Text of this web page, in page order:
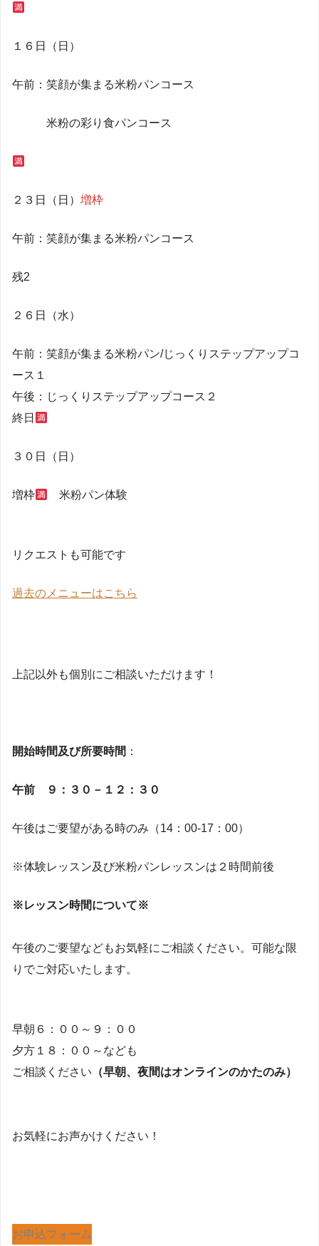
１６日（日）
午前：笑顔が集まる米粉パンコース
米粉の彩り食パンコース
２３日（日） 増枠
午前：笑顔が集まる米粉パンコース
残2
２６日（水）
午前：笑顔が集まる米粉パン/じっくりステップアップコ
ース１
午後：じっくりステップアップコース２
終日
３０日（日）
増枠 米粉パン体験
リクエストも可能です
過去のメニューはこちら
上記以外も個別にご相談いただけます！
開始時間及び所要時間 ：
午前 ９：３０－１２：３０
午後はご要望がある時のみ（14：00-17：00）
※体験レッスン及び米粉パンレッスンは２時間前後
※レッスン時間について※
午後のご要望などもお気軽にご相談ください。可能な限
りでご対応いたします。
早朝６：００～９：００
夕方１８：００～なども
ご相談ください （早朝、夜間はオンラインのかたのみ）
お気軽にお声かけください！
お申込フォーム